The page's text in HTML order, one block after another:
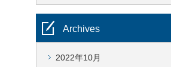
Archives
2022年10月